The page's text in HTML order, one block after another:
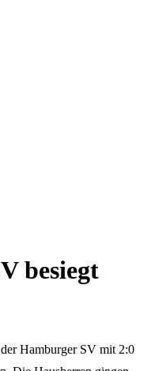
besiegt
Hamburger SV mit 2:0